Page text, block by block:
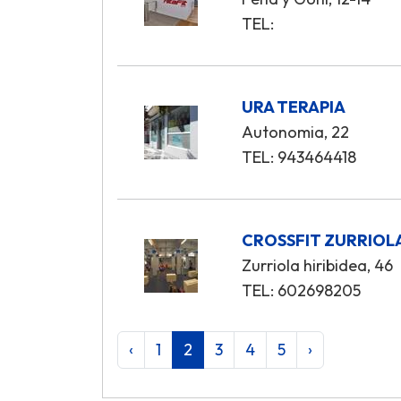
TEL:
URA TERAPIA
Autonomia, 22
TEL: 943464418
CROSSFIT
Zurriola hiribidea, 46
TEL: 602698205
‹ 1 2 3 4 5 ›